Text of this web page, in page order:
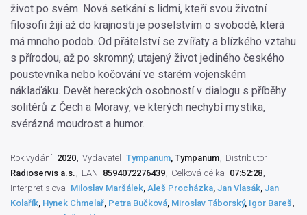
život po svém. Nová setkání s lidmi, kteří svou životní
filosofii žijí až do krajnosti je poselstvím o svobodě, která
má mnoho podob. Od přátelství se zvířaty a blízkého vztahu
s přírodou, až po skromný, utajený život jediného českého
poustevníka nebo kočování ve starém vojenském
náklaďáku. Devět hereckých osobností v dialogu s příběhy
solitérů z Čech a Moravy, ve kterých nechybí mystika,
svérázná moudrost a humor.
Rok vydání 2020 Vydavatel Tympanum, Tympanum
Distributor
Radioservis a.s.
EAN 8594072276439 Celková délka 07:52:28
Interpret slova Miloslav Maršálek, Aleš Procházka, Jan Vlasák, Jan
Kolařík, Hynek Chmelař, Petra Bučková, Miroslav Táborský, Igor Bareš